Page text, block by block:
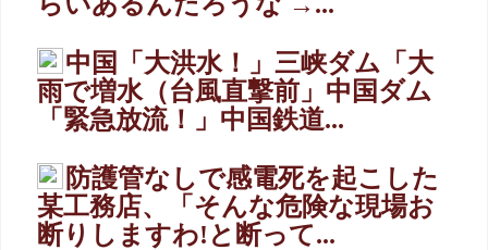
中国「大洪水！」三峡ダム「大
雨で増水（台風直撃前」中国ダム
「緊急放流！」中国鉄道...
防護管なしで感電死を起こした
某工務店、「そんな危険な現場お
断りしますわ!と断って...